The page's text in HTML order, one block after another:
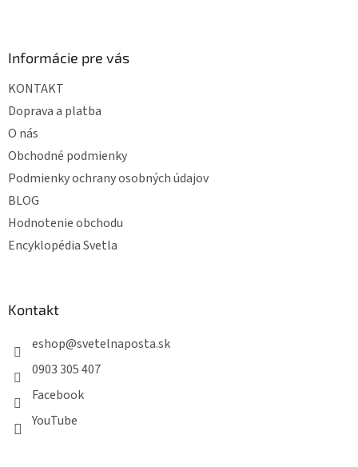
Informácie pre vás
KONTAKT
Doprava a platba
O nás
Obchodné podmienky
Podmienky ochrany osobných údajov
BLOG
Hodnotenie obchodu
Encyklopédia Svetla
Kontakt
eshop@svetelnaposta.sk
0903 305 407
Facebook
YouTube